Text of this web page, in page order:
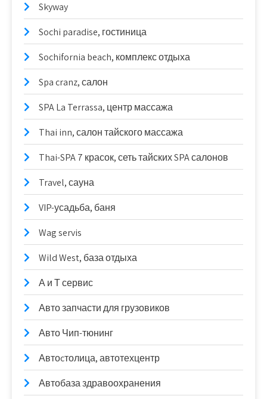
Skyway
Sochi paradise, гостиница
Sochifornia beach, комплекс отдыха
Spa cranz, салон
SPA La Terrassa, центр массажа
Thai inn, салон тайского массажа
Thai-SPA 7 красок, сеть тайских SPA салонов
Travel, сауна
VIP-усадьба, баня
Wag servis
Wild West, база отдыха
А и Т сервис
Авто запчасти для грузовиков
Авто Чип-тюнинг
Автоcтолица, автотехцентр
Автобаза здравоохранения